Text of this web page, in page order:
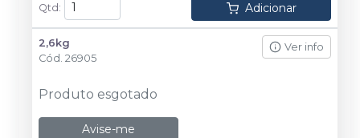
Qtd : Adicionar
2,6kg
Cód. 26905
Ver info
Produto esgotado
Avise-me